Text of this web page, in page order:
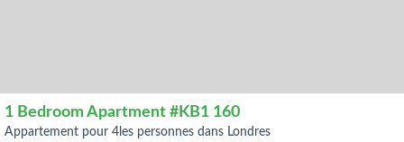
1 Bedroom Apartment #KB1 160
appartement pour 4les personnes dans Londres